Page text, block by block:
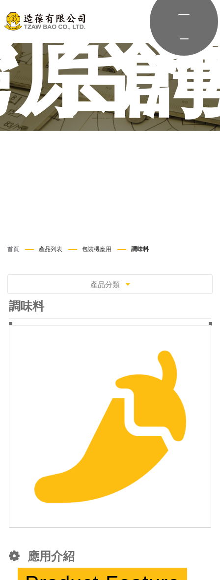
種
台
首頁 產品列表 包裝機應用 調味料
產品分類
調味料
應用介紹